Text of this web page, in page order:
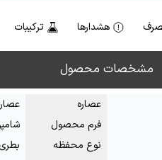
هشدارها ترکیبات
مشخصات محصول
عصاره
فرم محصول
نوع محفظه